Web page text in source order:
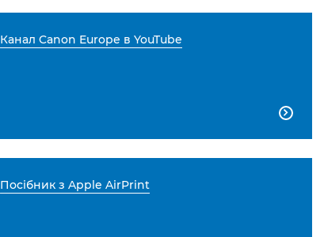
Канал Canon Europe в YouTube

Посібник з Apple AirPrint